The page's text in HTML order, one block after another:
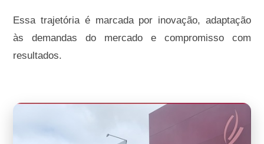
Essa trajetória é marcada por inovação, adaptação
às demandas do mercado e compromisso com
resultados.